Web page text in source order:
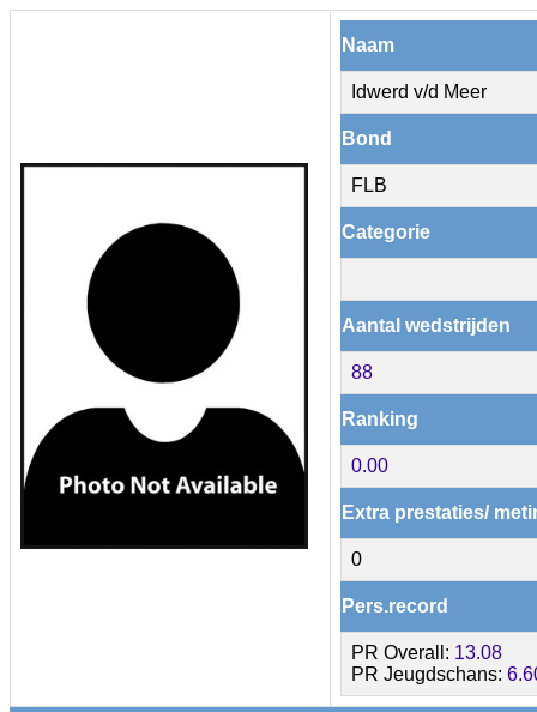
Naam
Idwerd v/d Meer
Bond
FLB
Categorie
Aantal wedstrijden
88
Ranking
0.00
Extra prestaties/
0
Pers.record
PR Overall: 13.08
PR Jeugdschans: